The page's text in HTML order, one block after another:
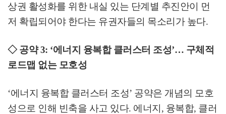
상권 활성화를 위한 내실 있는 단계별 추진안이 먼
저 확립되어야 한다는 유권자들의 목소리가 높다.
◇ 공약3: ‘에너지 융복합 클러스터 조성’… 구체적
로드맵 없는 모호성
‘에너지 융복합 클러스터 조성’ 공약은 개념의 모호
성으로 인해 빈축을 사고 있다. 에너지 , 융복합, 클러